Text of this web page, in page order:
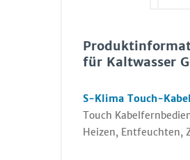
für Kaltwasser
S-Klima Touch-
Touch
Heizen, Entfeuchten,